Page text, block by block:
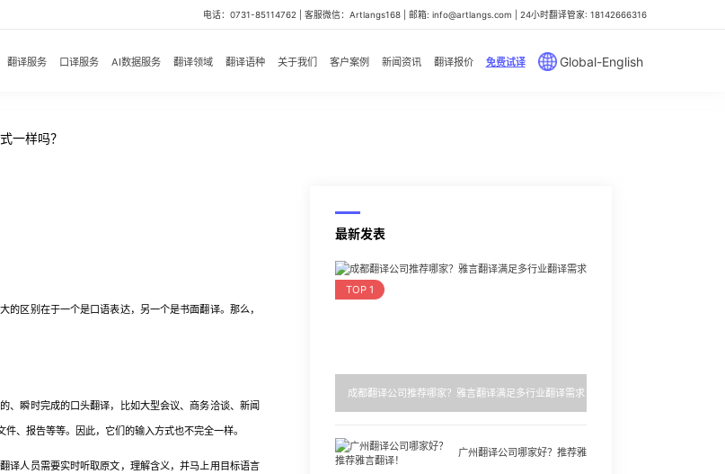
电话：0731-85114762 | 客服微信：Artlangs168 | 邮箱: info@artlangs.com | 24小时翻译管家: 18142666316
翻译服务 口译服务 AI数据服务 翻译领域 翻译语种 关于我们 客户案例 新闻资讯 翻译报价 免费试译 Global-English
一样吗？
区别在于一个是口语表达，另一个是书面翻译。那么，
、瞬时完成的口头翻译，比如大型会议、商务洽谈、新闻
、报告等等。因此，它们的输入方式也不完全一样。
人员需要实时听取原文，理解含义，并马上用目标语言
最新发表
TOP 1
成都翻译公司推荐哪家？雅言翻译满足多行业翻译需求
广州翻译公司哪家好？推荐雅